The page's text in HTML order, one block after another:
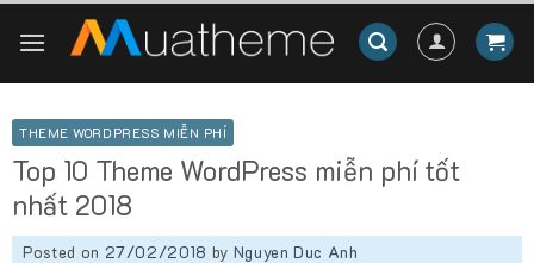
THEME WORDPRESS MIỄN PHÍ
Top 10 Theme WordPress miễn phí tốt
nhất 2018
Posted on 27/02/2018 by Nguyen Duc Anh